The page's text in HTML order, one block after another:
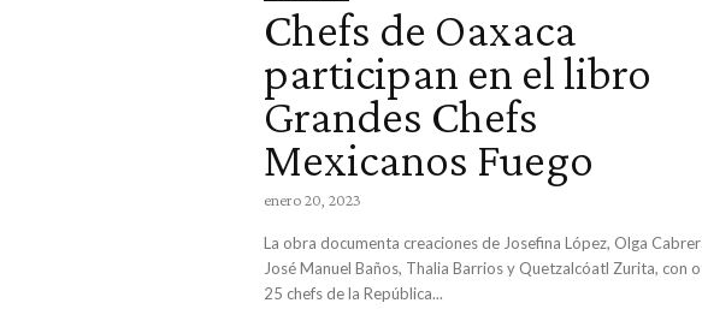
Chefs de Oaxaca
participan en el libro
Grandes Chefs
Mexicanos Fuego
enero 20, 2023
La obra documenta creaciones de Josefina López, Olga
José Manuel Baños, Thalia Barrios y Quetzalcóatl Zurita, con
25 chefs de la República...